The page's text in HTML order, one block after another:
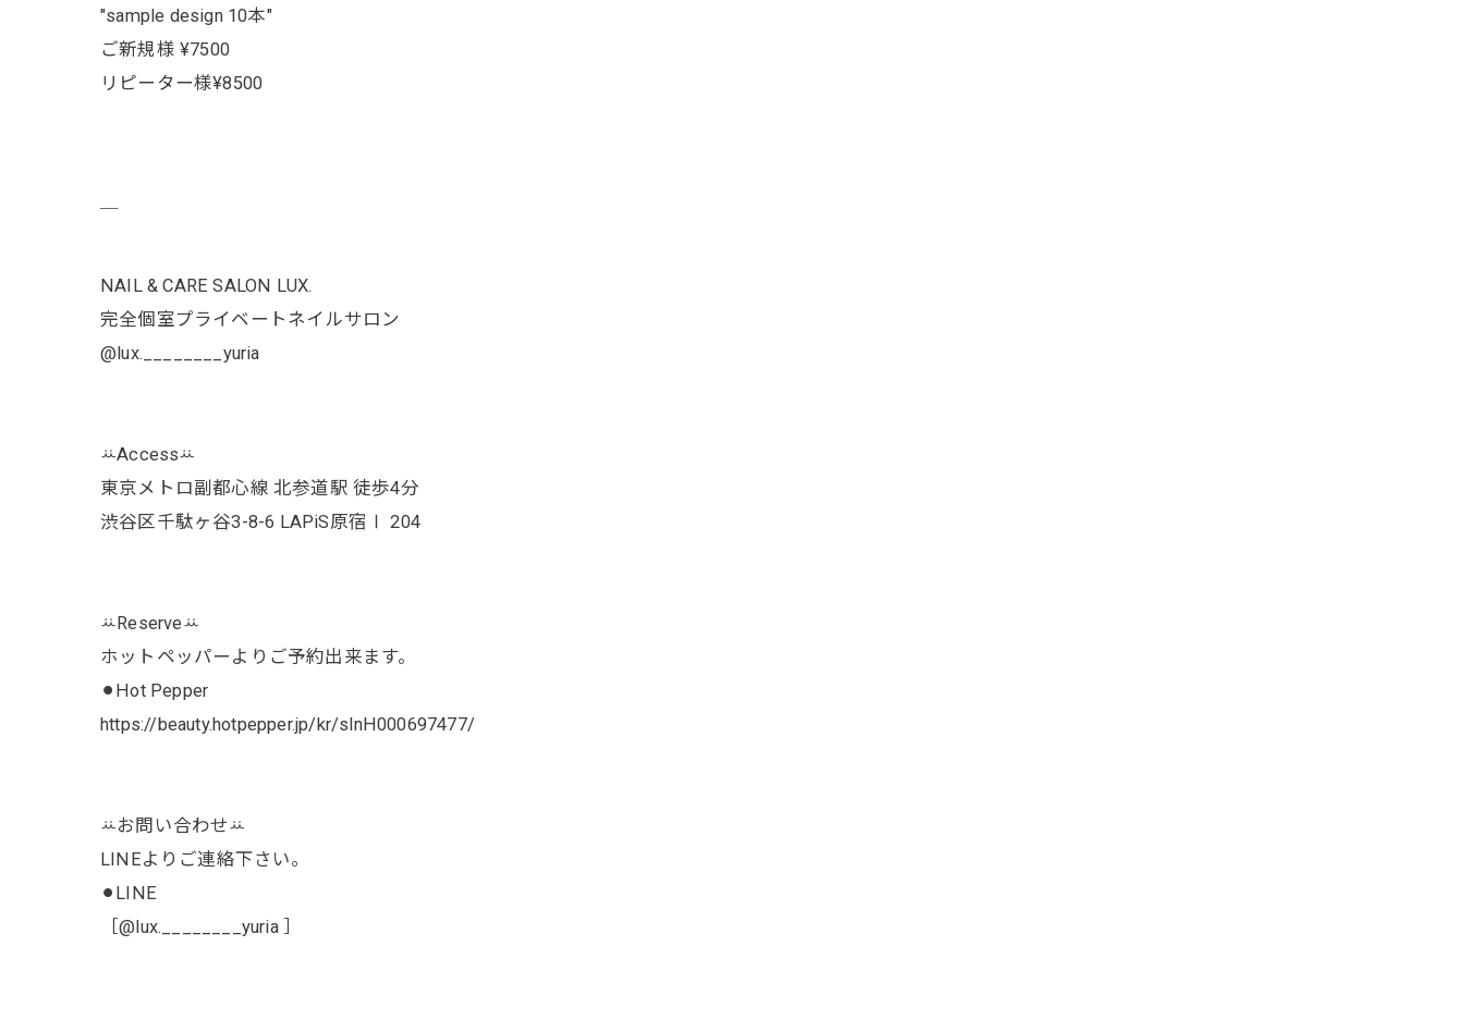
"sample design 10本"
ご新規様 ¥7500
リピーター様¥8500
NAIL & CARE SALON LUX.
完全個室プライベートネイルサロン
@lux.________yuria
ꕁAccessꕁ
東京メトロ副都心線 北参道駅 徒歩4分
渋谷区千駄ヶ谷3-8-6 LAPiS原宿Ⅰ 204
ꕁReserveꕁ
ホットペッパーよりご予約出来ます。
⚫︎Hot Pepper
https://beauty.hotpepper.jp/kr/slnH000697477/
ꕁお問い合わせꕁ
LINEよりご連絡下さい。
⚫︎LINE
［@lux.________yuria ］